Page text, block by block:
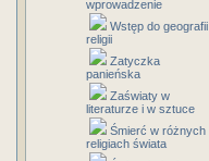
wprowadzenie
Wstęp do geografii
religii
Zatyczka
panieńska
Zaświaty w
literaturze i w sztuce
Śmierć w różnych
religiach świata